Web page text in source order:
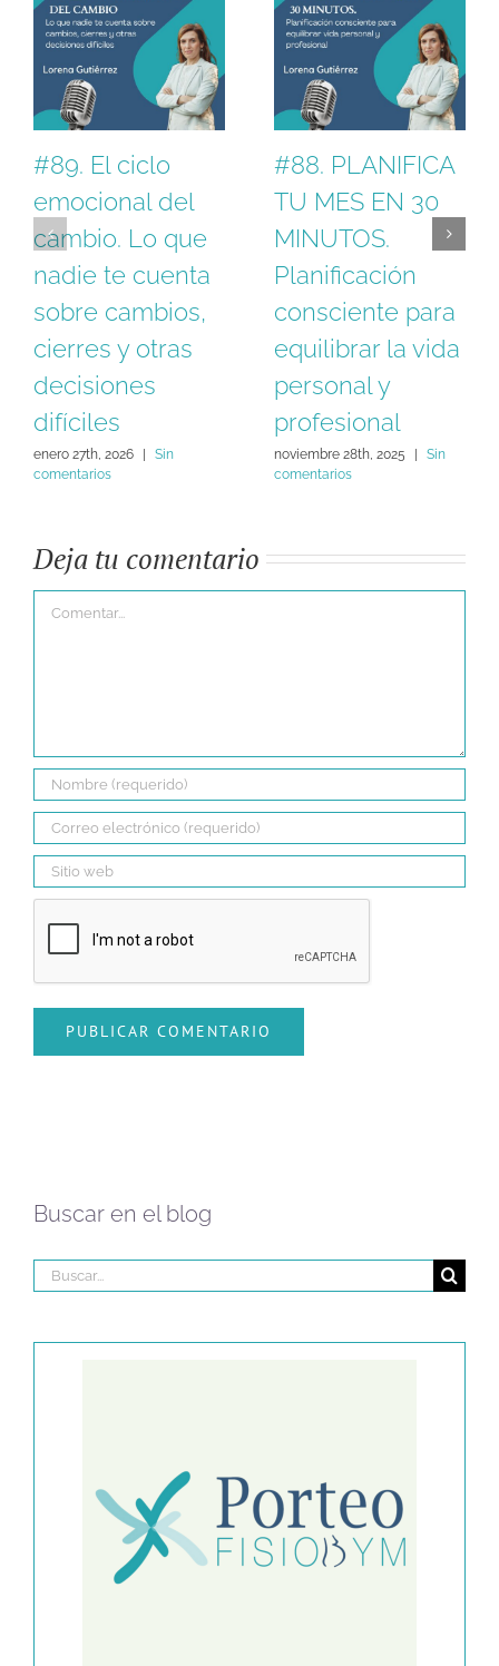
#89. El ciclo
emocional del
cambio. Lo que
nadie te cuenta
sobre cambios,
cierres y otras
decisiones
difíciles
enero 27th, 2026 |
Sin
comentarios
#88. PLANIFICA
TU MES EN 30
MINUTOS.
Planificación
consciente para
equilibrar la vida
personal y
profesional
noviembre 28th, 2025 |
Sin
comentarios
Deja tu comentario
Buscar en el blog